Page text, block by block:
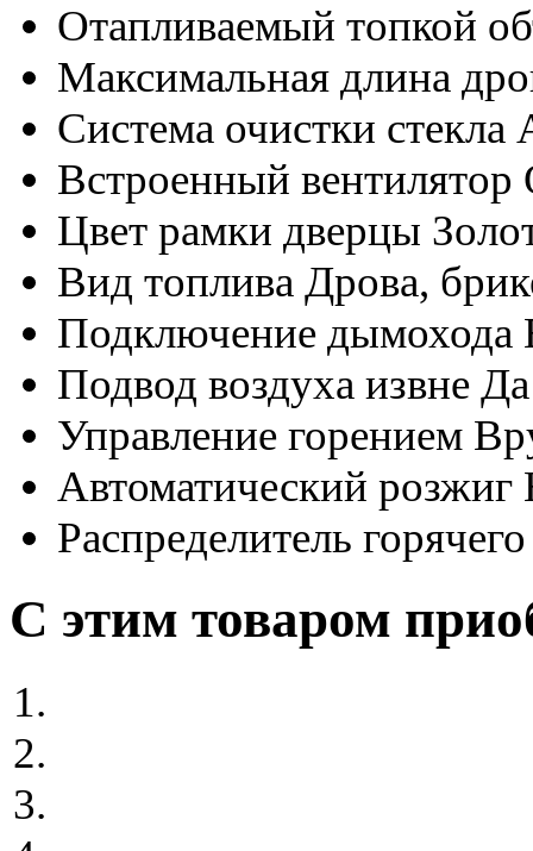
Отапливаемый топкой
Максимальная длина
Система очистки стекла
Встроенный вентилятор
Цвет рамки дверцы
Вид топлива Дрова,
Подключение дымохода
Подвод воздуха извне Да
Управление горением
Автоматический розжиг
Распределитель
С этим товаром